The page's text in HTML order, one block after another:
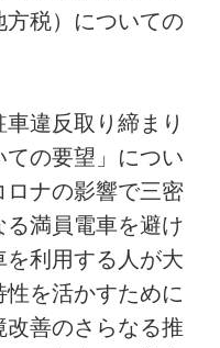
税）についての
車違反取り締まり
ての要望」につい
ナの影響で三密
る満員電車を避け
利用する人が大
を活かすために
改善のさらなる推